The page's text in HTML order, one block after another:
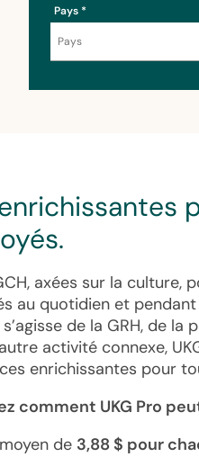
Pays
axées sur la culture,
au quotidien et
de la GRH, de la
activité connexe,
enrichissantes pour
comment UKG Pro
de 3,88 $ pour